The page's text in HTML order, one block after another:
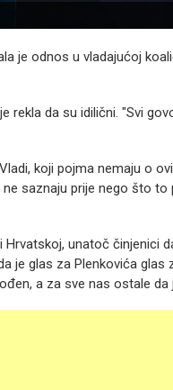
je odnos u vladajućoj
da su idilični. "Svi
koji pojma nemaju o
saznaju prije nego što to
unatoč činjenici
je glas za Plenkovića
a za sve nas ostale da